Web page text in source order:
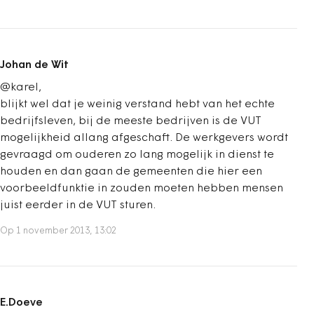
Johan de Wit
@karel,
blijkt wel dat je weinig verstand hebt van het echte
bedrijfsleven, bij de meeste bedrijven is de VUT
mogelijkheid allang afgeschaft. De werkgevers wordt
gevraagd om ouderen zo lang mogelijk in dienst te
houden en dan gaan de gemeenten die hier een
voorbeeldfunktie in zouden moeten hebben mensen
juist eerder in de VUT sturen.
Op 1 november 2013, 13:02
E.Doeve